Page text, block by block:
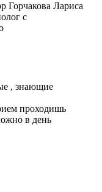
Горчакова Лариса
с
, знающие
проходишь
в день